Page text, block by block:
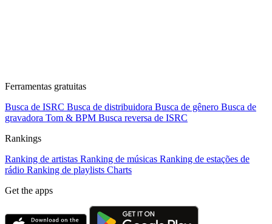
Ferramentas gratuitas
Busca de ISRC Busca de distribuidora Busca de gênero Busca de
gravadora Tom & BPM Busca reversa de ISRC
Rankings
Ranking de artistas Ranking de músicas Ranking de estações de
rádio Ranking de playlists Charts
Get the apps